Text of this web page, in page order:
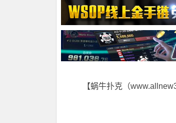
【蜗牛扑克（